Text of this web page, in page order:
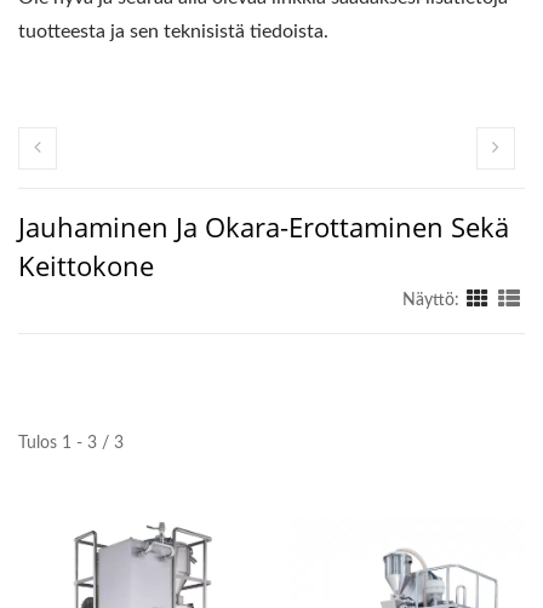
tuotteesta ja sen teknisistä tiedoista.
Jauhaminen Ja Okara-Erottaminen Sekä
Keittokone
Näyttö:
Tulos 1 - 3 / 3